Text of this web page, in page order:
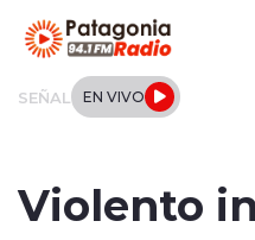
SEÑAL EN VIVO
Violento